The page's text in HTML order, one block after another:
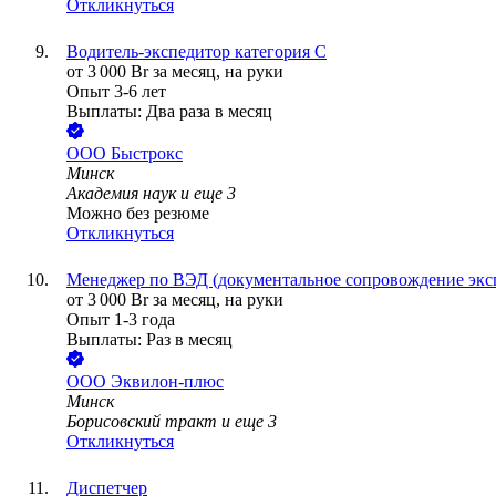
Откликнуться
Водитель-экспедитор категория С
от 3 000 Br за месяц, на руки
Опыт 3-6 лет
Выплаты: Два раза в месяц
ООО Быстрокс
Минск
Академия наук и еще 3
Можно без резюме
Откликнуться
Менеджер по ВЭД (документальное сопровождение
от 3 000 Br за месяц, на руки
Опыт 1-3 года
Выплаты: Раз в месяц
ООО Эквилон-плюс
Минск
Борисовский тракт и еще 3
Откликнуться
Диспетчер